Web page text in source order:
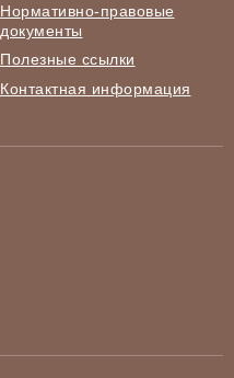
Нормативно-правовые
документы
Полезные ссылки
Контактная информация